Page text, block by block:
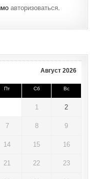
авторизоваться.
Август 2026
Пт Сб Вс
1 2
7 8 9
14 15 16
21 22 23